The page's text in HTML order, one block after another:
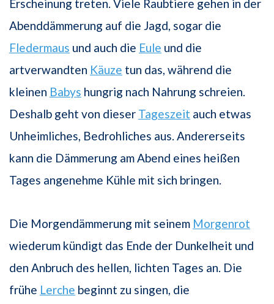
Erscheinung treten. Viele Raubtiere gehen in der
Abenddämmerung auf die Jagd, sogar die
Fledermaus und auch die Eule und die
artverwandten Käuze tun das, während die
kleinen Babys hungrig nach Nahrung schreien.
Deshalb geht von dieser Tageszeit auch etwas
Unheimliches, Bedrohliches aus. Andererseits
kann die Dämmerung am Abend eines heißen
Tages angenehme Kühle mit sich bringen.
Die Morgendämmerung mit seinem Morgenrot
wiederum kündigt das Ende der Dunkelheit und
den Anbruch des hellen, lichten Tages an. Die
frühe Lerche beginnt zu singen, die